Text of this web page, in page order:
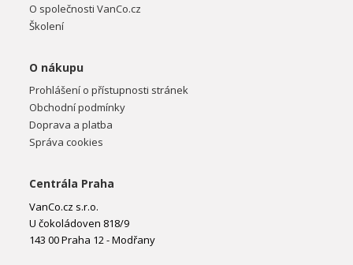
O společnosti VanCo.cz
Školení
O nákupu
Prohlášení o přístupnosti stránek
Obchodní podmínky
Doprava a platba
Správa cookies
Centrála Praha
VanCo.cz s.r.o.
U čokoládoven 818/9
143 00 Praha 12 - Modřany